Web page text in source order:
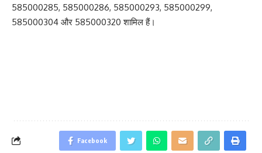
585000285, 585000286, 585000293, 585000299,
585000304 और 585000320 शामिल हैं।
Facebook